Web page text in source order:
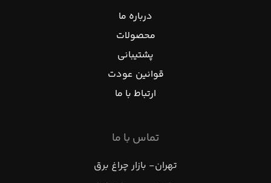
درباره ما
محصولات
پشتیبانی
قوانین عودت
ارتباط با ما
تماس با ما
تهران- بازار چراغ برق